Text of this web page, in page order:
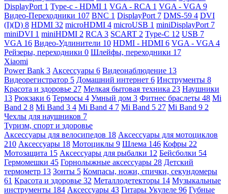
DisplayPort 1 Type-c - HDMI 1 VGA - RCA 1 VGA - VGA 9
Видео-Переходники 107 BNC 1 DisplayPort 7 DMS-59 4 DVI
(I)(D) 8 HDMI 32 microHDMI 4 microUSB 1 miniDisplayPort 7
miniDVI 1 miniHDMI 2 RCA 3 SCART 2 Type-C 12 USB 7
VGA 16 Видео-Удлинители 10 HDMI - HDMI 6 VGA - VGA 4
Рейзеры, переходники 0 Шлейфы, переходники 17
Xiaomi
Power Bank 3 Аксессуары 6 Видеонаблюдение 13
Видеорегистратор 5 Домашний интернет 6 Инструменты 8
Красота и здоровье 27 Мелкая бытовая техника 23 Наушники
13 Рюкзаки 6 Термосы 4 Умный дом 3 Фитнес браслеты 48 Mi
Band 2 8 Mi Band 3 4 Mi Band 4 7 Mi Band 5 27 Mi Band 9 2
Чехлы для наушников 7
Туризм, спорт и здоровье
Аксессуары для велосипедов 18 Аксессуары для мотоциклов
210 Аксессуары 18 Мотоциклы 9 Шлема 146 Кофры 22
Мотозащита 15 Аксессуары для рыбалки 12 Бейсболки 54
Гермомешки 45 Горнолыжные аксессуары 28 Детский
термометр 13 Зонты 5 Компасы, ножи, спички, секундомеры
61 Красота и здоровье 32 Металлодетекторы 14 Музыкальные
инструменты 184 Аксессуары 43 Гитары Укулеле 96 Губные